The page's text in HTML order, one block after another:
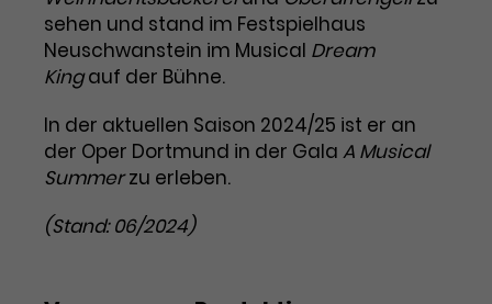
Zweck
nutzen, und hilft bei der Erstellung
eines Analyseberichts über die
Performance der Website. Die
erhobenen Daten umfassen in
anonymisierter Form die Anzahl
der Besuche, die Quelle, aus der sie
stammen, und die besuchten
Seiten.
Zweck
Dieses Cookie speichert
Informationen zu Werbeklicks und
dient der Zuordnung von
Conversions zu Google Ads-
Kampagnen.
_gcl_dc
sehen und stand im Festspielhaus
Neuschwanstein im Musical Dream
Kingauf der Bühne.
In der aktuellen Saison 2024/25 ist er an
der Oper Dortmund in der Gala A Musical
Summerzu erleben.
(Stand: 06/2024)